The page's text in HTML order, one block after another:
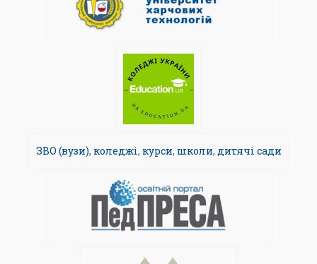
ЗВО (вузи), коледжі, курси, школи, дитячі сади